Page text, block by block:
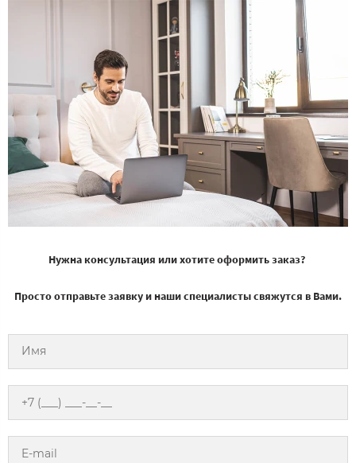
Нужна консультация или хотите оформить заказ?
Просто отправьте заявку и наши специалисты свяжутся в Вами.